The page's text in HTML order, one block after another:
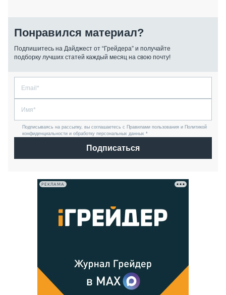
Понравился материал?
Подпишитесь на Дайджест от “Грейдера” и получайте
подборку лучших статей каждый месяц на свою почту!
Подписываясь на рассылку, вы соглашаетесь с Правилами пользования и Политикой
конфиденциальности и обработку персональных данных *
Подписаться
РЕКЛАМА